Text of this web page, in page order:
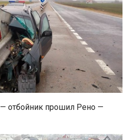
отбойник прошил Рено —